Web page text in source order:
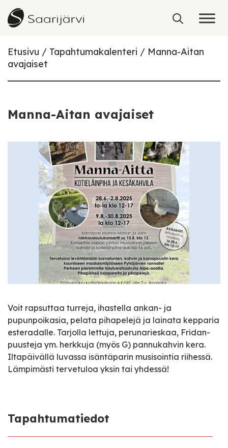
Skip to content
Etusivu Tapahtumakalenteri
Manna-Aitan
avajaiset
Manna-Aitan avajaiset
Voit rapsuttaa turreja, ihastella ankan- ja
pupunpoikasia, pelata pihapelejä ja lainata kepparia
esteradalle. Tarjolla lettuja, perunarieskaa, Fridan-
puusteja ym. herkkuja (myös G) pannukahvin kera.
Iltapäivällä luvassa isäntäparin musisointia riihessä.
Lämpimästi tervetuloa yksin tai yhdessä!
Tapahtumatiedot